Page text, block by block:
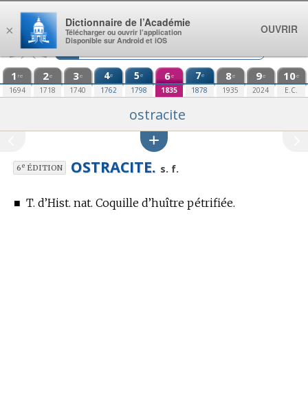
Aller au contenu
1 re
1694
2e
1718
3e
1740
4e
1762
5e
1798
6e
1835
7e
1878
8e
1935
9e
2024
10e
E.C.
ostracite
6eÉDITION OSTRACITE. s. f.
■ T. d’Hist. nat. Coquille d’huître pétrifiée.
×
Dictionnaire de l’Académie
Télécharger ou ouvrir l’application
Disponible sur Android et iOS
OUVRIR